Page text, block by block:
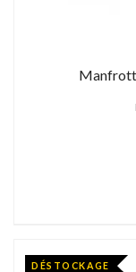
DÉSTOCKAGE